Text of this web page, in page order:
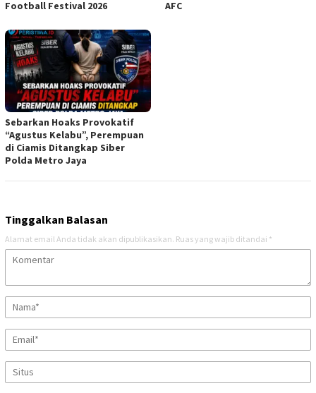
Football Festival 2026
AFC
Sebarkan Hoaks Provokatif
“Agustus Kelabu”, Perempuan
di Ciamis Ditangkap Siber
Polda Metro Jaya
Tinggalkan Balasan
Alamat email Anda tidak akan dipublikasikan. Ruas yang wajib ditandai *